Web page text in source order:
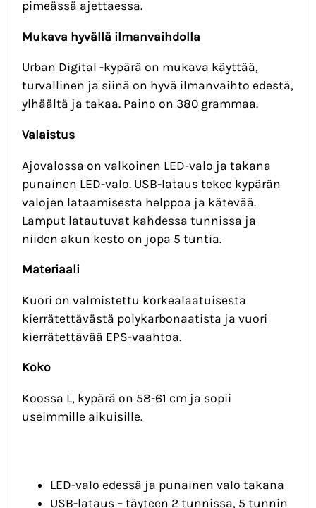
pimeässä ajettaessa.
Mukava hyvällä ilmanvaihdolla
Urban Digital -kypärä on mukava käyttää,
turvallinen ja siinä on hyvä ilmanvaihto edestä,
ylhäältä ja takaa. Paino on 380 grammaa.
Valaistus
Ajovalossa on valkoinen LED-valo ja takana
punainen LED-valo. USB-lataus tekee kypärän
valojen lataamisesta helppoa ja kätevää.
Lamput latautuvat kahdessa tunnissa ja
niiden akun kesto on jopa 5 tuntia.
Materiaali
Kuori on valmistettu korkealaatuisesta
kierrätettävästä polykarbonaatista ja vuori
kierrätettävää EPS-vaahtoa.
Koko
Koossa L, kypärä on 58-61 cm ja sopii
useimmille aikuisille.
LED-valo edessä ja punainen valo takana
USB-lataus – täyteen 2 tunnissa, 5 tunnin